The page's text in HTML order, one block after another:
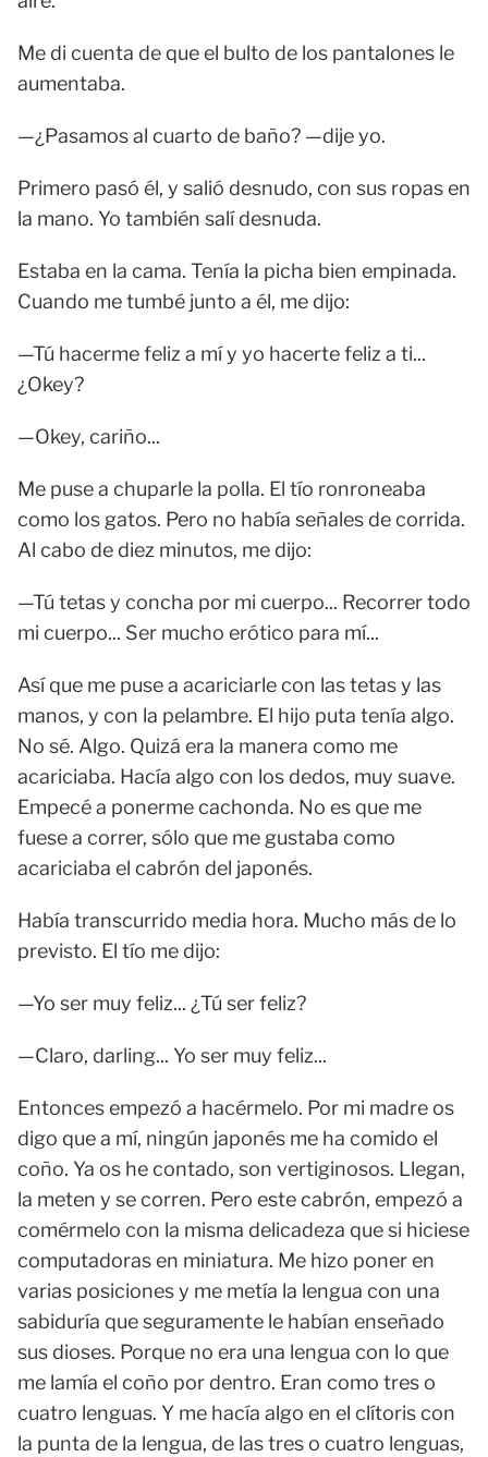
Me di cuenta de que el bulto de los pantalones le
aumentaba.
—¿Pasamos al cuarto de baño? —dije yo.
Primero pasó él, y salió desnudo, con sus ropas en
la mano. Yo también salí desnuda.
Estaba en la cama. Tenía la picha bien empinada.
Cuando me tumbé junto a él, me dijo:
—Tú hacerme feliz a mí y yo hacerte feliz a ti...
¿Okey?
—Okey, cariño...
Me puse a chuparle la polla. El tío ronroneaba
como los gatos. Pero no había señales de corrida.
Al cabo de diez minutos, me dijo:
—Tú tetas y concha por mi cuerpo... Recorrer todo
mi cuerpo... Ser mucho erótico para mí...
Así que me puse a acariciarle con las tetas y las
manos, y con la pelambre. El hijo puta tenía algo.
No sé. Algo. Quizá era la manera como me
acariciaba. Hacía algo con los dedos, muy suave.
Empecé a ponerme cachonda. No es que me
fuese a correr, sólo que me gustaba como
acariciaba el cabrón del japonés.
Había transcurrido media hora. Mucho más de lo
previsto. El tío me dijo:
—Yo ser muy feliz... ¿Tú ser feliz?
—Claro, darling... Yo ser muy feliz...
Entonces empezó a hacérmelo. Por mi madre os
digo que a mí, ningún japonés me ha comido el
coño. Ya os he contado, son vertiginosos. Llegan,
la meten y se corren. Pero este cabrón, empezó a
comérmelo con la misma delicadeza que si hiciese
computadoras en miniatura. Me hizo poner en
varias posiciones y me metía la lengua con una
sabiduría que seguramente le habían enseñado
sus dioses. Porque no era una lengua con lo que
me lamía el coño por dentro. Eran como tres o
cuatro lenguas. Y me hacía algo en el clítoris con
la punta de la lengua, de las tres o cuatro lenguas,